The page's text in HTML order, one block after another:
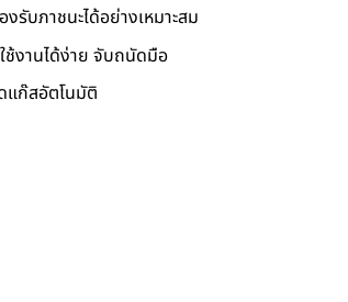
รับภาชนะได้อย่างเหมาะสม
ช้งานได้ง่าย จับถนัดมือ
แก๊สอัตโนมัติ